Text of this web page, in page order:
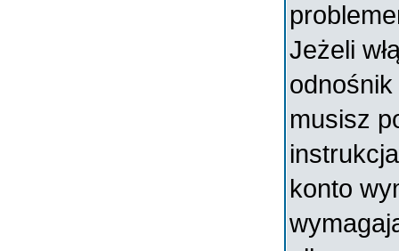
Jeżeli
odnośnik
musisz
konto